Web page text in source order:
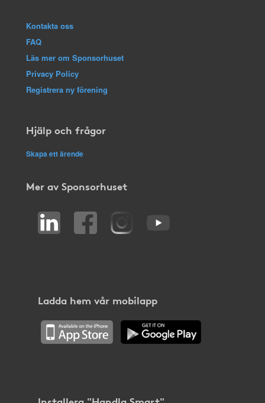
Kontakta oss
FAQ
Läs mer om Sponsorhuset
Privacy Policy
Registrera ny förening
Hjälp och frågor
Skapa ett ärende
Mer av Sponsorhuset
Ladda hem vår mobilapp